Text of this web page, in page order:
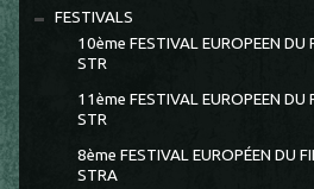
FESTIVALS
10ème FESTIVAL EUROPEEN DU
STR
11ème FESTIVAL EUROPEEN DU
STR
8ème FESTIVAL EUROPÉEN DU
STRA